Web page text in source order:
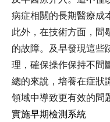
病症相關的長期醫療成
此外，在技術方面，間
的故障。及早發現這些
理，確保操作保持不間
總的來說，培養在症狀
領域中導致更有效的問
實施早期檢測系統